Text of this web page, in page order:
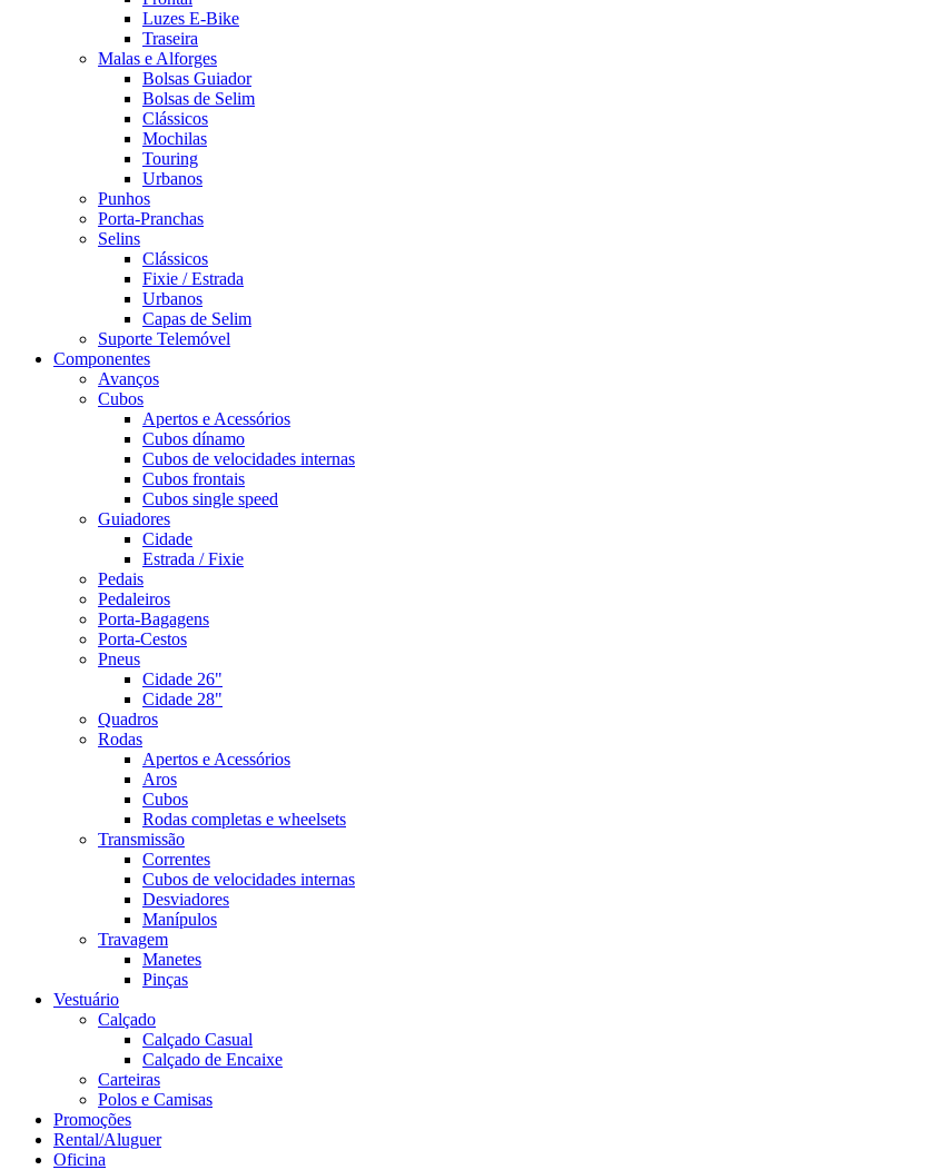
Luzes E-Bike
Traseira
Malas e Alforges
Bolsas Guiador
Bolsas de Selim
Clássicos
Mochilas
Touring
Urbanos
Punhos
Porta-Pranchas
Selins
Clássicos
Fixie / Estrada
Urbanos
Capas de Selim
Suporte Telemóvel
Componentes
Avanços
Cubos
Apertos e Acessórios
Cubos dínamo
Cubos de velocidades internas
Cubos frontais
Cubos single speed
Guiadores
Cidade
Estrada / Fixie
Pedais
Pedaleiros
Porta-Bagagens
Porta-Cestos
Pneus
Cidade 26"
Cidade 28"
Quadros
Rodas
Apertos e Acessórios
Aros
Cubos
Rodas completas e wheelsets
Transmissão
Correntes
Cubos de velocidades internas
Desviadores
Manípulos
Travagem
Manetes
Pinças
Vestuário
Calçado
Calçado Casual
Calçado de Encaixe
Carteiras
Polos e Camisas
Promoções
Rental/Aluguer
Oficina